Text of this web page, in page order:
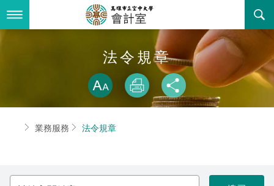
到
要
內
組織職掌
聯絡資訊
業務服務
法令規章
書表下載
法令規章
略過字型切
放大
列印 分享
首頁業務服務 法令規章
請